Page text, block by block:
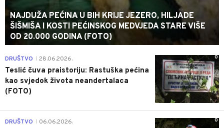
NAJDUŽA PEĆINA U BIH KRIJE JEZERO, HILJADE
ŠIŠMIŠA I KOSTI PEĆINSKOG MEDVJEDA STARE VIŠE
OD 20.000 GODINA (FOTO)
0
DRUŠTVO 28.06.2026.
Teslić čuva praistoriju: Rastuška pećina
kao svjedok života neandertalaca
(FOTO)
0
DRUŠTVO 06.06.2026.